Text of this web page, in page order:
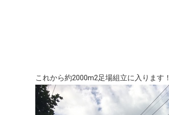
これから約2000m2足場組立に入ります！